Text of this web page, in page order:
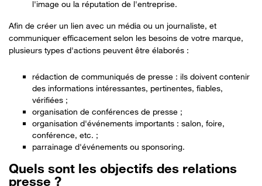
l'image ou la réputation de l'entreprise.
Afin de créer un lien avec un média ou un journaliste, et
communiquer efficacement selon les besoins de votre marque,
plusieurs types d'actions peuvent être élaborés :
rédaction de communiqués de presse : ils doivent contenir
des informations intéressantes, pertinentes, fiables,
vérifiées ;
organisation de conférences de presse ;
organisation d'événements importants : salon, foire,
conférence, etc. ;
parrainage d'événements ou sponsoring.
Quels sont les objectifs des relations
presse ?